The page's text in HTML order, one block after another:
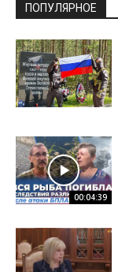
ПОПУЛЯРНОЕ
00:04:39